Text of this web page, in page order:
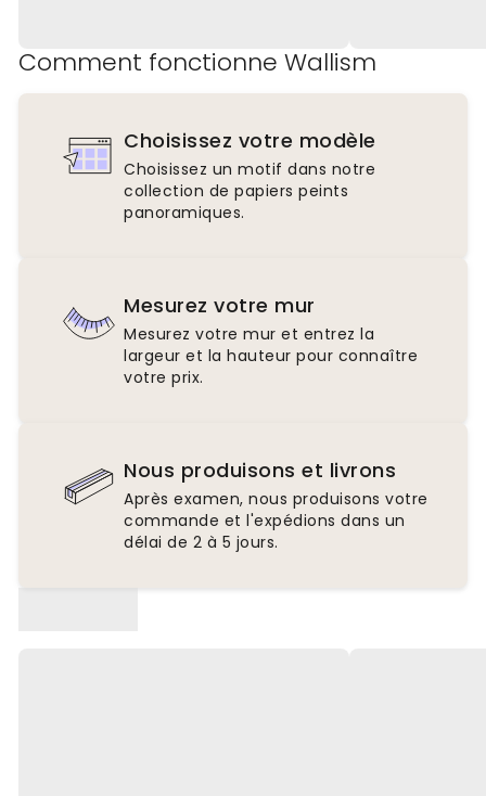
Comment fonctionne Wallism
Choisissez votre modèle
Choisissez un motif dans notre
collection de papiers peints
panoramiques.
Mesurez votre mur
Mesurez votre mur et entrez la
largeur et la hauteur pour connaître
votre prix.
Nous produisons et livrons
Après examen, nous produisons votre
commande et l'expédions dans un
délai de 2 à 5 jours.